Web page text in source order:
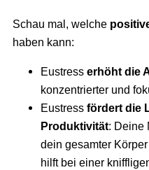
Schau mal, welche
haben kann:
Eustress erhöht die
konzentrierter und
Eustress fördert die
Produktivität: Deine
dein gesamter
hilft bei einer